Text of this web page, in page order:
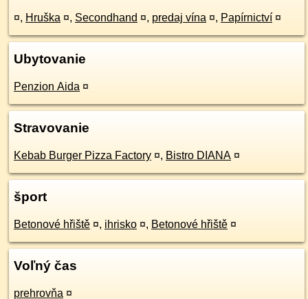
¤, Hruška ¤, Secondhand ¤, predaj vína ¤, Papírnictví ¤
Ubytovanie
Penzion Aida ¤
Stravovanie
Kebab Burger Pizza Factory ¤, Bistro DIANA ¤
šport
Betonové hřiště ¤, ihrisko ¤, Betonové hřiště ¤
Voľný čas
prehrovňa ¤